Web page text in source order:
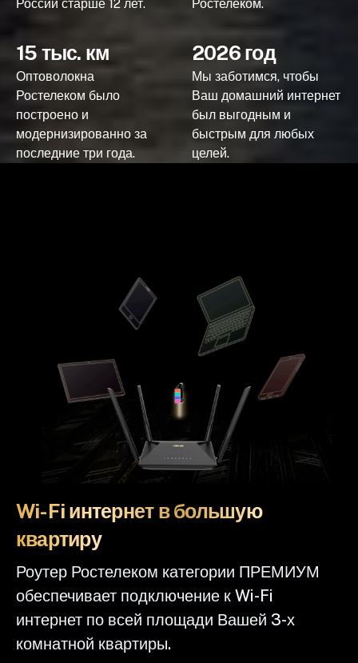
России старше 12 лет.
Ростелеком.
15 тыс. км
Оптоволокна
Ростелеком было
построено и
модернизированно за
последние три года.
2026 год
Мы заботимся, чтобы
Ваш домашний интернет
был выгодным и
быстрым для любых
целей.
Wi-Fi интернет в большую
квартиру
Роутер Ростелеком категории ПРЕМИУМ
обеспечивает подключение к Wi-Fi
интернет по всей площади Вашей 3-х
комнатной квартиры.